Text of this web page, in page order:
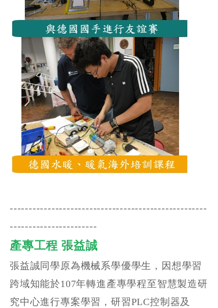
----------------------------------------------------
-----------------------
產專工程 張益誠
張益誠同學原為機械系學優學生，因想學習
跨域知能於107年轉進產專學程至智慧製造研
究中心進行專案學習，研習PLC控制器及